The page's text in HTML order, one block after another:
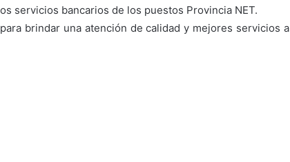
servicios bancarios de los puestos Provincia NET.
brindar una atención de calidad y mejores servicios a